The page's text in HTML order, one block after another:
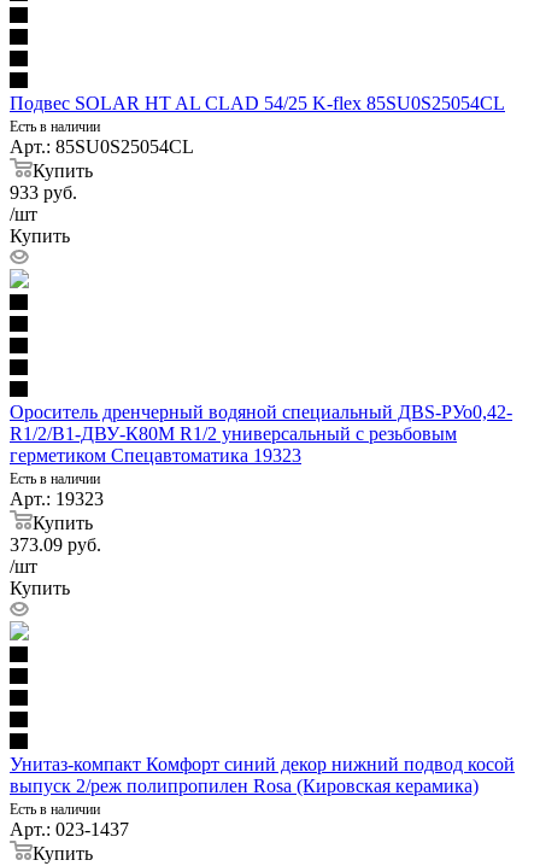
Подвес SOLAR HT AL CLAD 54/25 K-flex 85SU0S25054CL
Есть в наличии
Арт.: 85SU0S25054CL
Купить
933 руб.
/шт
Купить
Ороситель дренчерный водяной специальный ДBS-РУо0,42-
R1/2/В1-ДВУ-К80М R1/2 универсальный с резьбовым
герметиком Спецавтоматика 19323
Есть в наличии
Арт.: 19323
Купить
373.09 руб.
/шт
Купить
Унитаз-компакт Комфорт синий декор нижний подвод косой
выпуск 2/реж полипропилен Rosa (Кировская керамика)
Есть в наличии
Арт.: 023-1437
Купить